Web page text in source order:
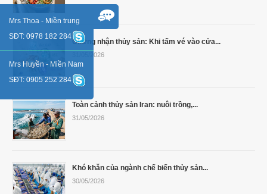
Chứng nhận thủy sản: Khi tấm vé vào cửa...
31/05/2026
Toàn cảnh thủy sản Iran: nuôi trồng,...
31/05/2026
Khó khăn của ngành chế biến thủy sản...
30/05/2026
Mrs Thoa - Miền trung
SĐT: 0978 182 284
Mrs Huyền - Miền Nam
SĐT: 0905 252 284